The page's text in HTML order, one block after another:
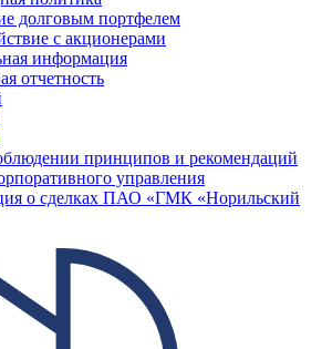
долговым портфелем
с акционерами
информация
отчетность
принципов и рекомендаций
управления
о сделках ПАО «ГМК «Норильский